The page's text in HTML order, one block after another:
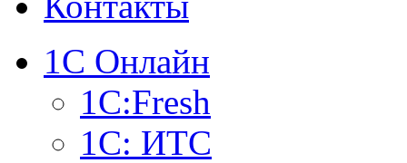
1С Онлайн
1С:Fresh
1С: ИТС